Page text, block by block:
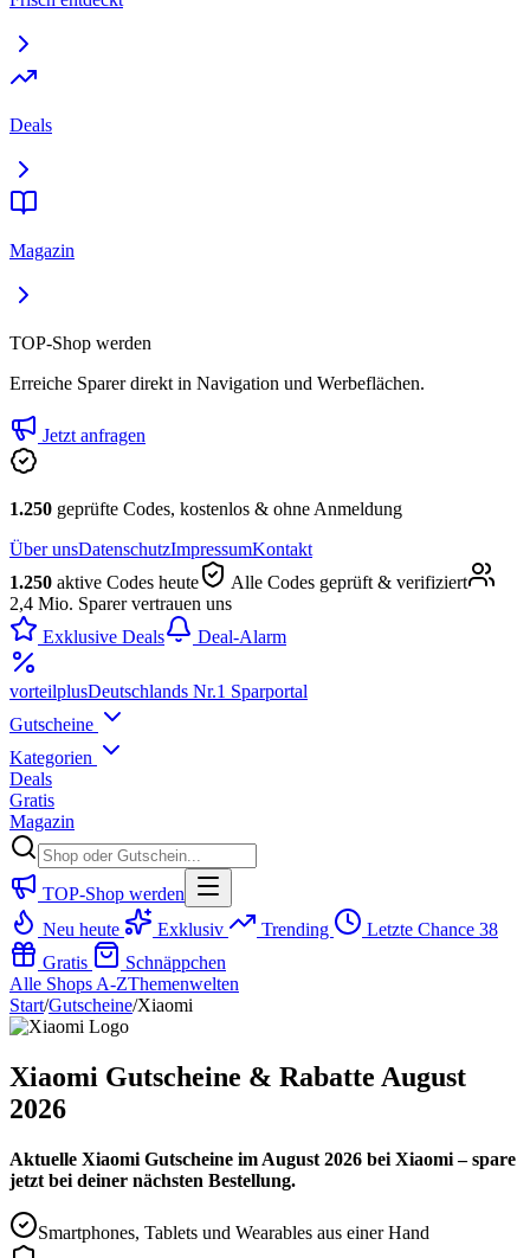
Deals
Magazin
TOP-Shop werden
Erreiche Sparer direkt in Navigation und Werbeflächen.
Jetzt anfragen
1.250 geprüfte Codes, kostenlos & ohne Anmeldung
Über unsDatenschutzImpressumKontakt
1.250 aktive Codes heute
Alle Codes geprüft & verifiziert
2,4 Mio. Sparer vertrauen uns
Exklusive Deals
Deal-Alarm
vorteilplusDeutschlands Nr.1 Sparportal
Gutscheine
Kategorien
Deals
Gratis
Magazin
TOP-Shop werden
Neu heute
Exklusiv Trending Letzte Chance 38
Gratis
Schnäppchen
Alle Shops A-ZThemenwelten
Start/Gutscheine/Xiaomi
Xiaomi Gutscheine & Rabatte August
2026
Aktuelle Xiaomi Gutscheine im August 2026 bei Xiaomi – spare
jetzt bei deiner nächsten Bestellung.
Smartphones, Tablets und Wearables aus einer Hand